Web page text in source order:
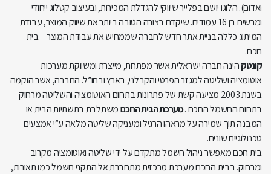
ואדום). הלוגו יושם בפלייר שיווקי להגדלת המכירות, ובעיצוב קטלוג ייחודי
ומרשים בן 16 עמודים. שיקדם בצורה הטובה ביותר את שיווק המוצר, עבודת
המיתוג כללה בניית אתר חדש לחברה שממחיש את עבודת המוצר – בית
חכם.
קונטקהינה חברה ישראלית אשר מפתחת, מייצרת ומשווקת מערכות
אוטומציה ושליטה למגזר הפרטי והקבלני, בארץ ובחו”ל. החברה, אשר הוקמה
בשנת 2003 מציעה קשת של פתרונות בתחום האוטומציה והשליטה מרחוק
בתחום החשמל החכם .מערכת הבית החכםמשתלבת בתשתיות הבית או
המבנה תוך שמירה על מראהו הרגיל ומעניקה שליטה מלאה ע”י אמצעים
טכנולוגיים שונים.
בית חכם מאפשר ניהול חשמל מתקדם על ידי שליטה ואוטומציה מקרוב
ומרחוק. בבית החכם מערכת מרכזית מתחברת אל התקני חשמל כמו תאורות,